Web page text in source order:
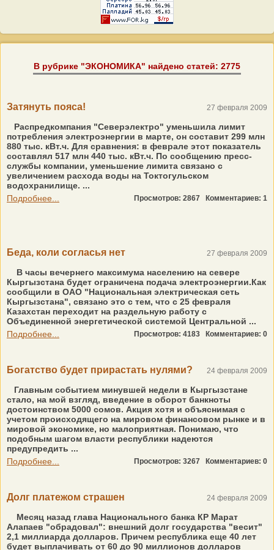
В рубрике "ЭКОНОМИКА" найдено статей: 2775
Затянуть пояса! 27 февраля 2009
Распредкомпания "Северэлектро" уменьшила лимит
потребления электроэнергии в марте, он составит 299 млн
880 тыс. кВт.ч. Для сравнения: в феврале этот показатель
составлял 517 млн 440 тыс. кВт.ч. По сообщению пресс-
службы компании, уменьшение лимита связано с
увеличением расхода воды на Токтогульском
водохранилище. ...
Подробнее...
Просмотров: 2867 Комментариев: 1
Беда, коли согласья нет 27 февраля 2009
В часы вечернего максимума населению на севере
Кыргызстана будет ограничена подача электроэнергии.Как
сообщили в ОАО "Национальная электрическая сеть
Кыргызстана", связано это с тем, что с 25 февраля
Казахстан переходит на раздельную работу с
Объединенной энергетической системой Центральной ...
Подробнее...
Просмотров: 4183 Комментариев: 0
Богатство будет прирастать нулями? 24 февраля 2009
Главным событием минувшей недели в Кыргызстане
стало, на мой взгляд, введение в оборот банкноты
достоинством 5000 сомов. Акция хотя и объяснимая с
учетом происходящего на мировом финансовом рынке и в
мировой экономике, но малоприятная. Понимаю, что
подобным шагом власти республики надеются
предупредить ...
Подробнее...
Просмотров: 3267 Комментариев: 0
Долг платежом страшен 24 февраля 2009
Месяц назад глава Национального банка КР Марат
Алапаев "обрадовал": внешний долг государства "весит"
2,1 миллиарда долларов. Причем республика еще 40 лет
будет выплачивать от 60 до 90 миллионов долларов